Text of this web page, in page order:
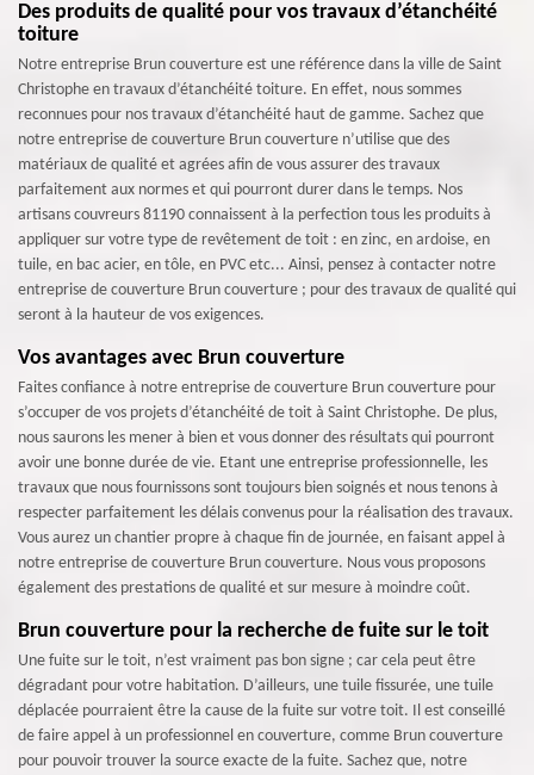
Des produits de qualité pour vos travaux d’étanchéité
toiture
Notre entreprise Brun couverture est une référence dans la ville de Saint
Christophe en travaux d’étanchéité toiture. En effet, nous sommes
reconnues pour nos travaux d’étanchéité haut de gamme. Sachez que
notre entreprise de couverture Brun couverture n’utilise que des
matériaux de qualité et agrées afin de vous assurer des travaux
parfaitement aux normes et qui pourront durer dans le temps. Nos
artisans couvreurs 81190 connaissent à la perfection tous les produits à
appliquer sur votre type de revêtement de toit : en zinc, en ardoise, en
tuile, en bac acier, en tôle, en PVC etc... Ainsi, pensez à contacter notre
entreprise de couverture Brun couverture ; pour des travaux de qualité qui
seront à la hauteur de vos exigences.
Vos avantages avec Brun couverture
Faites confiance à notre entreprise de couverture Brun couverture pour
s’occuper de vos projets d’étanchéité de toit à Saint Christophe. De plus,
nous saurons les mener à bien et vous donner des résultats qui pourront
avoir une bonne durée de vie. Etant une entreprise professionnelle, les
travaux que nous fournissons sont toujours bien soignés et nous tenons à
respecter parfaitement les délais convenus pour la réalisation des travaux.
Vous aurez un chantier propre à chaque fin de journée, en faisant appel à
notre entreprise de couverture Brun couverture. Nous vous proposons
également des prestations de qualité et sur mesure à moindre coût.
Brun couverture pour la recherche de fuite sur le toit
Une fuite sur le toit, n’est vraiment pas bon signe ; car cela peut être
dégradant pour votre habitation. D’ailleurs, une tuile fissurée, une tuile
déplacée pourraient être la cause de la fuite sur votre toit. Il est conseillé
de faire appel à un professionnel en couverture, comme Brun couverture
pour pouvoir trouver la source exacte de la fuite. Sachez que, notre